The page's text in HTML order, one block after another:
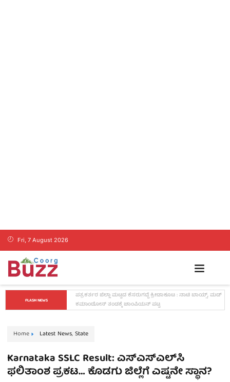
Fri, 7 August 2026
FLASH NEWS
ಕೊಡಗಿನ ಯುವ ನಾಯಕ ಪೊನ್ನಣ್ಣಗೆ ಸಚಿವ ಸ್ಥಾನ..? ನಿಯೋಗದ
ಎದುರು ಸಿಎಂ ಡಿ.ಕೆ. ಶಿವಕುಮಾರ್ ಮಹತ್ವದ ಸುಳಿವು..!
Home Latest News,State
Karnataka SSLC Result: ಎಸ್‌ಎಸ್‌ಎಲ್‌ಸಿ
ಫಲಿತಾಂಶ ಪ್ರಕಟ… ಕೊಡಗು ಜಿಲ್ಲೆಗೆ ಎಷ್ಟನೇ ಸ್ಥಾನ?